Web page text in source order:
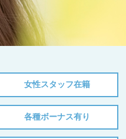
女性スタッフ在籍
各種ボーナス有り